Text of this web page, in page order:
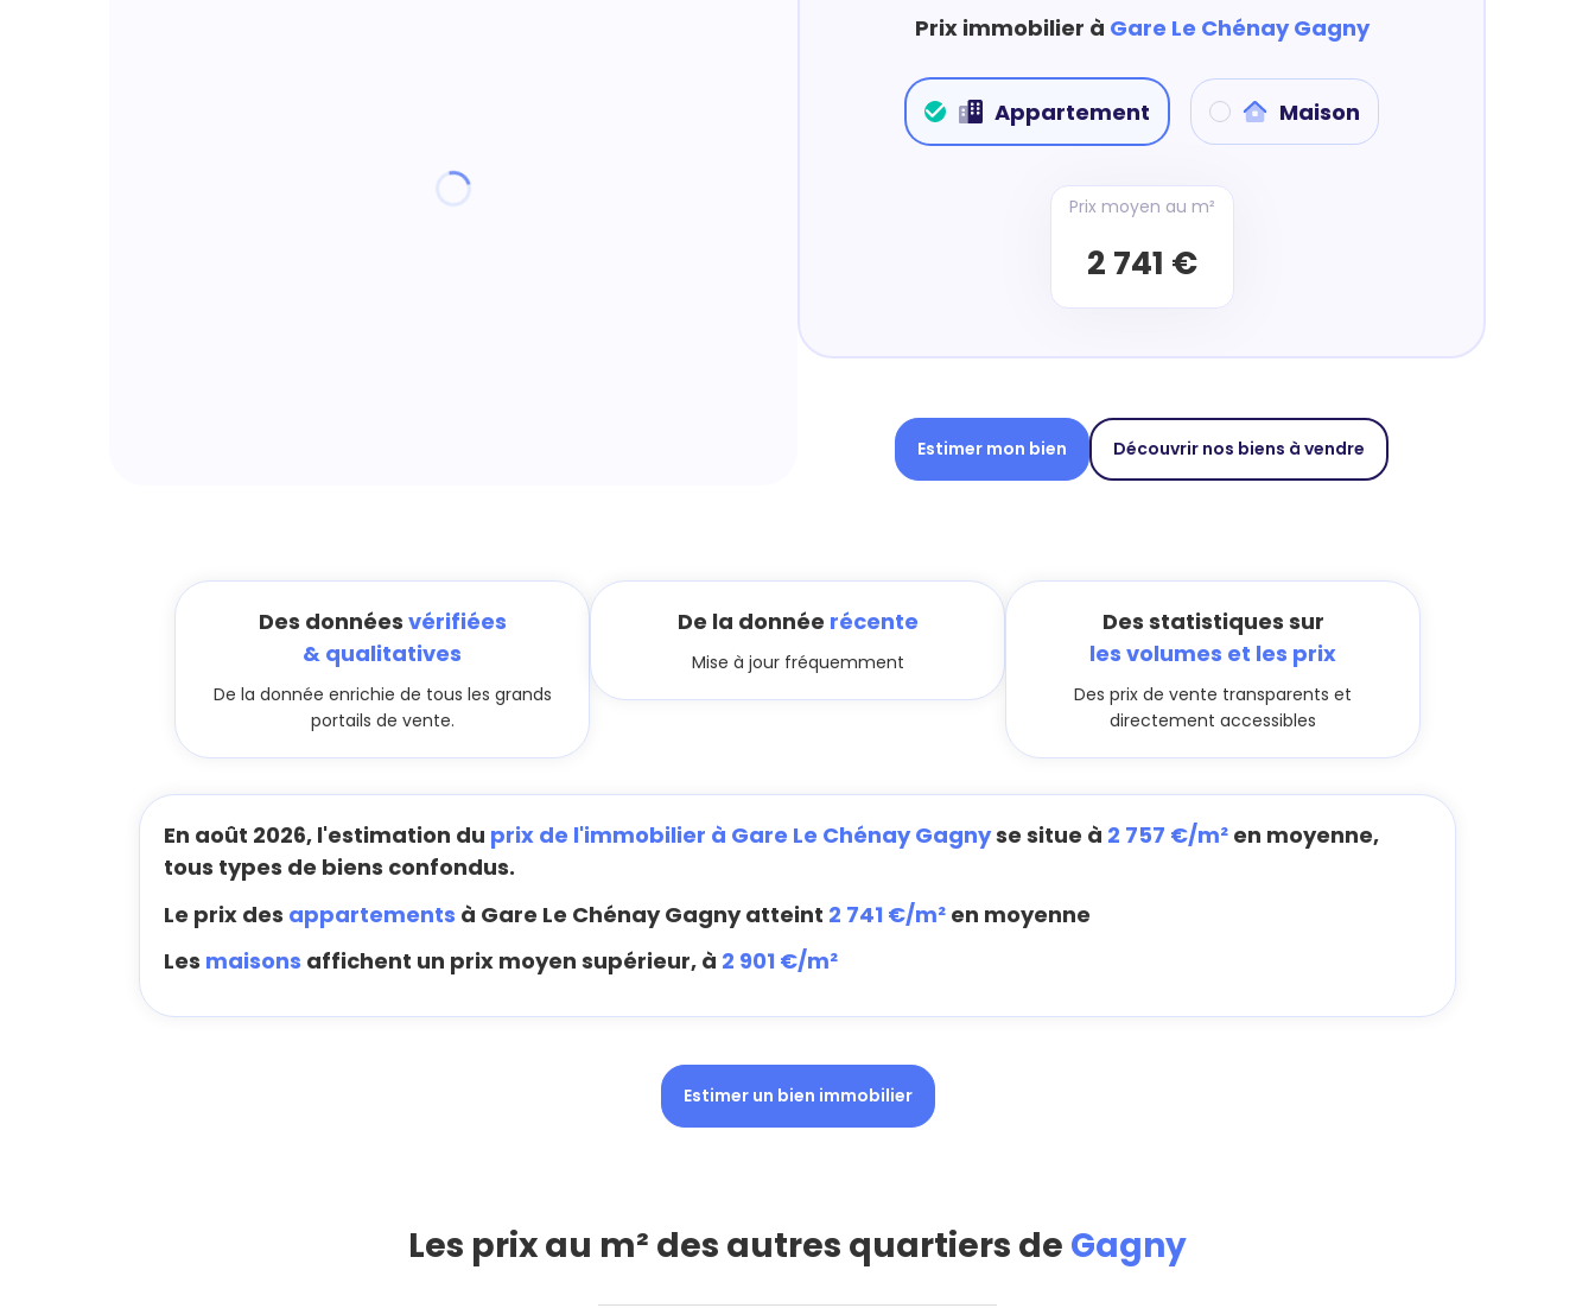
Prix immobilier à Gare Le Chénay Gagny
Appartement Maison
Prix moyen au m²
2 741 €
Estimer mon bien Découvrir nos biens à vendre
Des données vérifiées
& qualitatives
De la donnée enrichie de tous les grands
portails de vente.
De la donnée récente
Mise à jour fréquemment
Des statistiques sur
les volumes et les prix
Des prix de vente transparents et
directement accessibles
En août 2026, l'estimation du prix de l'immobilier à Gare Le Chénay Gagnyse situe à 2 757 €/m² en moyenne,
tous types de biens confondus.
Le prix des appartements à Gare Le Chénay Gagny atteint 2 741 €/m² en moyenne
Les maisons affichent un prix moyen supérieur, à 2 901 €/m²
Estimer un bien immobilier
Les prix au m² des autres quartiers de Gagny